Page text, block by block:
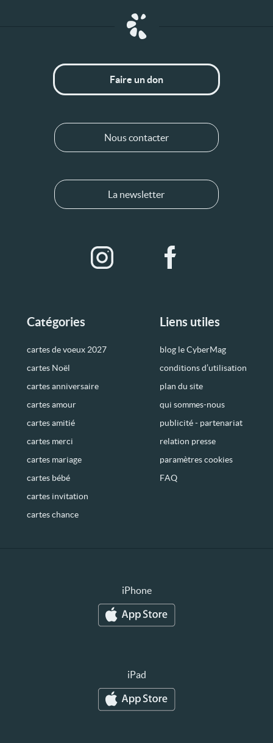
Catégories
cartes de voeux 2027
cartes Noël
cartes anniversaire
cartes amour
cartes amitié
cartes merci
cartes mariage
cartes bébé
cartes invitation
cartes chance
Liens utiles
blog le CyberMag
conditions d’utilisation
plan du site
qui sommes-nous
publicité - partenariat
relation presse
paramètres cookies
FAQ
Faire un don
Nous contacter
La newsletter
iPhone
iPad